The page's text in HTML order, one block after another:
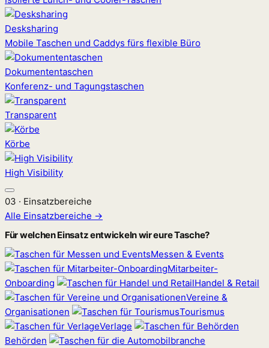
Desksharing
Mobile Taschen und Caddys fürs flexible Büro
Dokumententaschen
Konferenz- und Tagungstaschen
Transparent
Körbe
High Visibility
03 · Einsatzbereiche
Alle Einsatzbereiche →
Für welchen Einsatz entwickeln wir eure Tasche?
Messen & Events
Mitarbeiter-
Onboarding
Handel & Retail
Vereine &
Organisationen
Tourismus
Verlage
Behörden